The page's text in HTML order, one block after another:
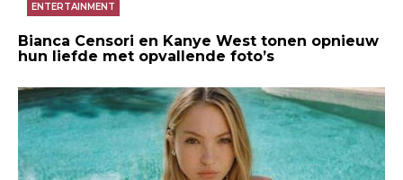
ENTERTAINMENT
Bianca Censori en Kanye West tonen opnieuw
hun liefde met opvallende foto’s